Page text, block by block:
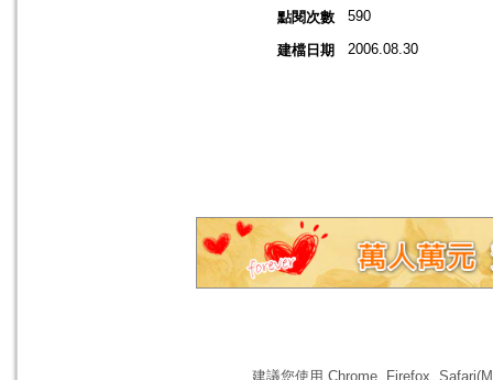
點閱次數
590
建檔日期 2006.08.30
建議您使用 Chrome, Firefox,